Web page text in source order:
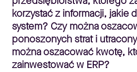
korzystać z informacji, jakie
system? Czy można
ponoszonych strat i
można oszacować kwotę,
zainwestować w ERP?